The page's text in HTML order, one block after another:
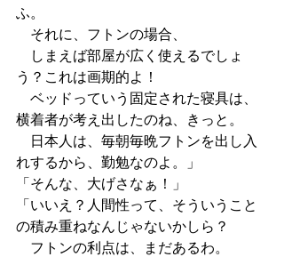
ふ。
それに、フトンの場合、
しまえば部屋が広く使えるでしょ
う？これは画期的よ！
ベッドっていう固定された寝具は、
横着者が考え出したのね、きっと。
日本人は、毎朝毎晩フトンを出し入
れするから、勤勉なのよ。」
「そんな、大げさなぁ！」
「いいえ？人間性って、そういうこと
の積み重ねなんじゃないかしら？
フトンの利点は、まだあるわ。